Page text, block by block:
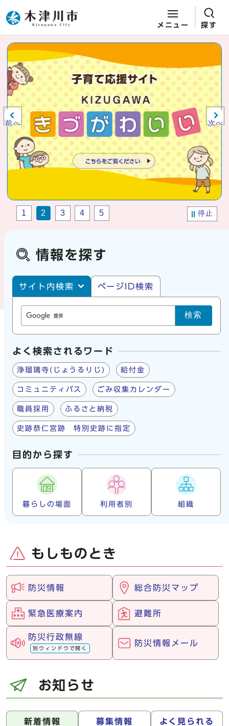
ページの先頭です
メニュー 探す
ここから本文です
ビジュアルエリア。木津川市役所か
らの紹介、お知らせ。
前へ 次へ
停止
1 2 3 4 5
情報を探す
サイト内・ページID検索
サイト内検索 ページID検索
検索
よく検索されるワード
浄瑠璃寺(じょうるりじ) 給付金
コミュニティバス ごみ収集カレンダー
職員採用 ふるさと納税
史跡恭仁宮跡 特別史跡に指定
目的から探す
暮らしの場面 利用者別 組織
もしものとき
防災情報 総合防災マップ
緊急医療案内 避難所
防災行政無線
別ウィンドウで開く
防災情報メール
お知らせ
新着情報 募集情報
よく見られる